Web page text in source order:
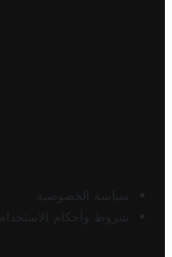
سياسة الخصوصية
شروط وأحكام الاستخدام